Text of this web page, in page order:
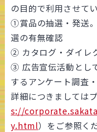
の目的で利用させて
①賞品の抽選・発送
選の有無確認
② カタログ・ダイレ
③ 広告宣伝活動とし
するアンケート調査・
詳細につきましては
s://
y.html）をご参照く